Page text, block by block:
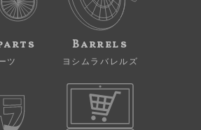
ツ
Barrels
ヨシムラバレルズ